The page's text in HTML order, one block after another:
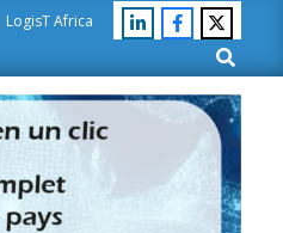
LogisT Africa
Search